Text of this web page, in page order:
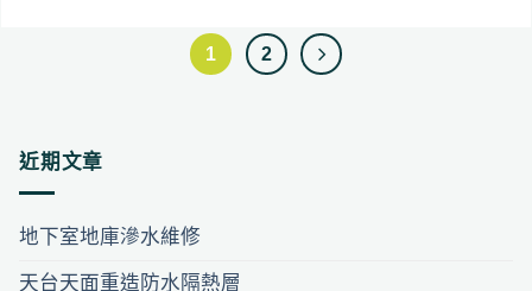
1 2
近期文章
地下室地庫滲水維修
天台天面重造防水隔熱層